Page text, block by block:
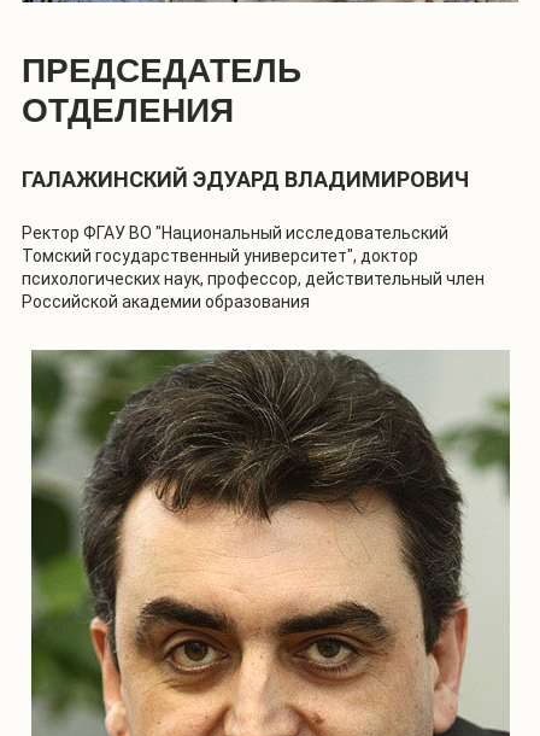
ПРЕДСЕДАТЕЛЬ
ОТДЕЛЕНИЯ
ГАЛАЖИНСКИЙ ЭДУАРД ВЛАДИМИРОВИЧ
Ректор ФГАУ ВО "Национальный исследовательский
Томский государственный университет", доктор
психологических наук, профессор, действительный член
Российской академии образования